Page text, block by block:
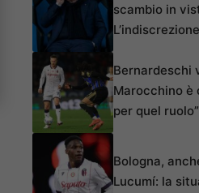
scambio in
L’indiscrezione
Bernardeschi
Marocchino è
per quel ruolo”
Bologna,
Lucumí: la